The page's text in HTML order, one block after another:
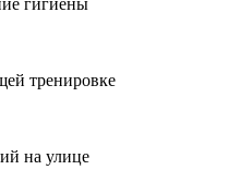
тренировке
на улице